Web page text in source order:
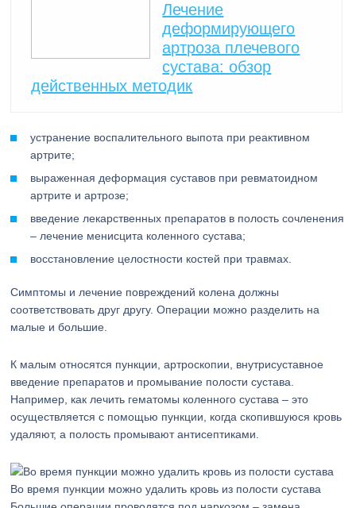
Лечение
деформирующего
артроза плечевого
сустава: обзор
действенных методик
устранение воспалительного выпота при реактивном
артрите;
выраженная деформация суставов при ревматоидном
артрите и артрозе;
введение лекарственных препаратов в полость сочленения
– лечение менисцита коленного сустава;
восстановление целостности костей при травмах.
Симптомы и лечение повреждений колена должны
соответствовать друг другу. Операции можно разделить на
малые и большие.
К малым относятся пункции, артроскопии, внутрисуставное
введение препаратов и промывание полости сустава.
Например, как лечить гематомы коленного сустава – это
осуществляется с помощью пункции, когда скопившуюся кровь
удаляют, а полость промывают антисептиками.
Во время пункции можно удалить кровь из полости сустава